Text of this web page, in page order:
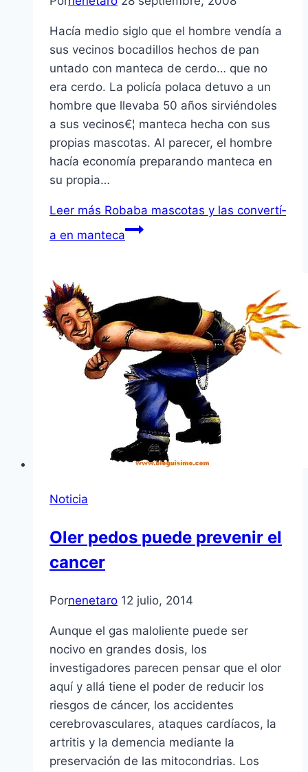
Hací­a medio siglo que el hombre vendí­a a
sus vecinos bocadillos hechos de pan
untado con manteca de cerdo… que no
era cerdo. La policí­a polaca detuvo a un
hombre que llevaba 50 años sirviéndoles
a sus vecinos€¦ manteca hecha con sus
propias mascotas. Al parecer, el hombre
hací­a economí­a preparando manteca en
su propia…
Leer más Robaba mascotas y las convertí­
a en manteca
Noticia
Oler pedos puede prevenir el
cancer
Pornenetaro 12 julio, 2014
Aunque el gas maloliente puede ser
nocivo en grandes dosis, los
investigadores parecen pensar que el olor
aquí y allá tiene el poder de reducir los
riesgos de cáncer, los accidentes
cerebrovasculares, ataques cardíacos, la
artritis y la demencia mediante la
preservación de las mitocondrias. Los